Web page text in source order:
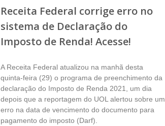
Receita Federal corrige erro no
sistema de Declaração do
Imposto de Renda! Acesse!
A Receita Federal atualizou na manhã desta
quinta-feira (29) o programa de preenchimento da
declaração do Imposto de Renda 2021, um dia
depois que a reportagem do UOL alertou sobre um
erro na data de vencimento do documento para
pagamento do imposto (Darf).